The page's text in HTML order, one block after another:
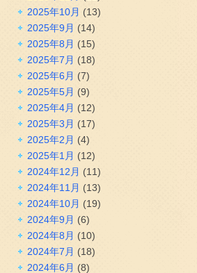
2025年10月 (13)
2025年9月 (14)
2025年8月 (15)
2025年7月 (18)
2025年6月 (7)
2025年5月 (9)
2025年4月 (12)
2025年3月 (17)
2025年2月 (4)
2025年1月 (12)
2024年12月 (11)
2024年11月 (13)
2024年10月 (19)
2024年9月 (6)
2024年8月 (10)
2024年7月 (18)
2024年6月 (8)